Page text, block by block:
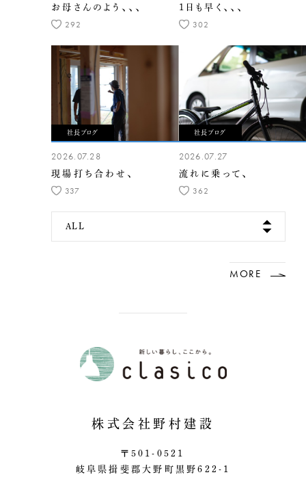
お母さんのよう、、、
292
1日も早く、、、
302
社長ブログ
2026.07.28
現場打ち合わせ、
337
社長ブログ
2026.07.27
流れに乗って、
362
ALL
MORE
株式会社野村建設
〒501-0521
岐阜県揖斐郡大野町黒野622-1